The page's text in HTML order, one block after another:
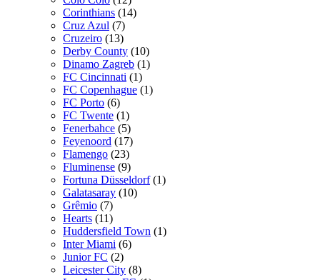
Corinthians (14)
Cruz Azul (7)
Cruzeiro (13)
Derby County (10)
Dinamo Zagreb (1)
FC Cincinnati (1)
FC Copenhague (1)
FC Porto (6)
FC Twente (1)
Fenerbahce (5)
Feyenoord (17)
Flamengo (23)
Fluminense (9)
Fortuna Düsseldorf (1)
Galatasaray (10)
Grêmio (7)
Hearts (11)
Huddersfield Town (1)
Inter Miami (6)
Junior FC (2)
Leicester City (8)